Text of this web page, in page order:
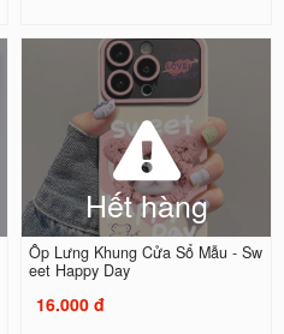
Hết hàng
Ốp Lưng Khung Cửa Sổ Mẫu - Sw
eet Happy Day
16.000 đ